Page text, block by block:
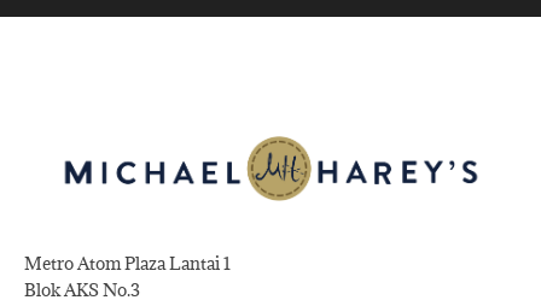
Metro Atom Plaza Lantai 1
Blok AKS No.3